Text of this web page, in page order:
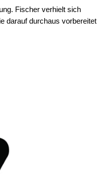
Fischer verhielt sich
darauf durchaus vorbereitet